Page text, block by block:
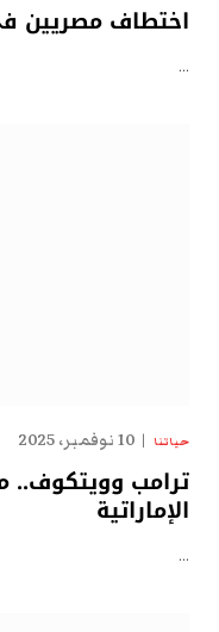
اختطاف مصريين
…
حياتنا 10 نوفمبر، 2025
ترامب وويتكوف..
الإماراتية
…